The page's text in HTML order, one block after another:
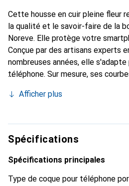
Cette housse en cuir pleine fleur
la qualité et le savoir-faire de la
Noreve. Elle protège votre
Conçue par des artisans experts
nombreuses années, elle
téléphone. Sur mesure, ses
et indispensable pour votre
marque Noreve est un choix sûr
exigeante.
Afficher plus
Spécifications
Spécifications principales
Type de coque pour téléphone